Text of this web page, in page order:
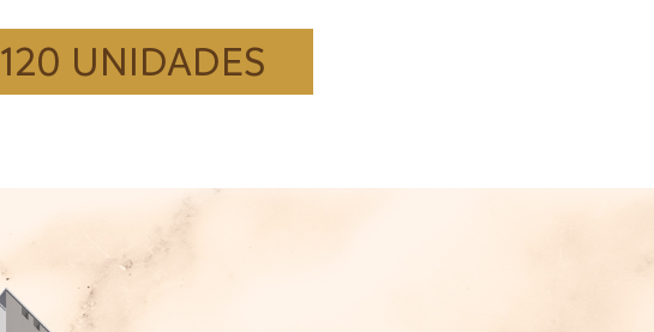
120 UNIDADES